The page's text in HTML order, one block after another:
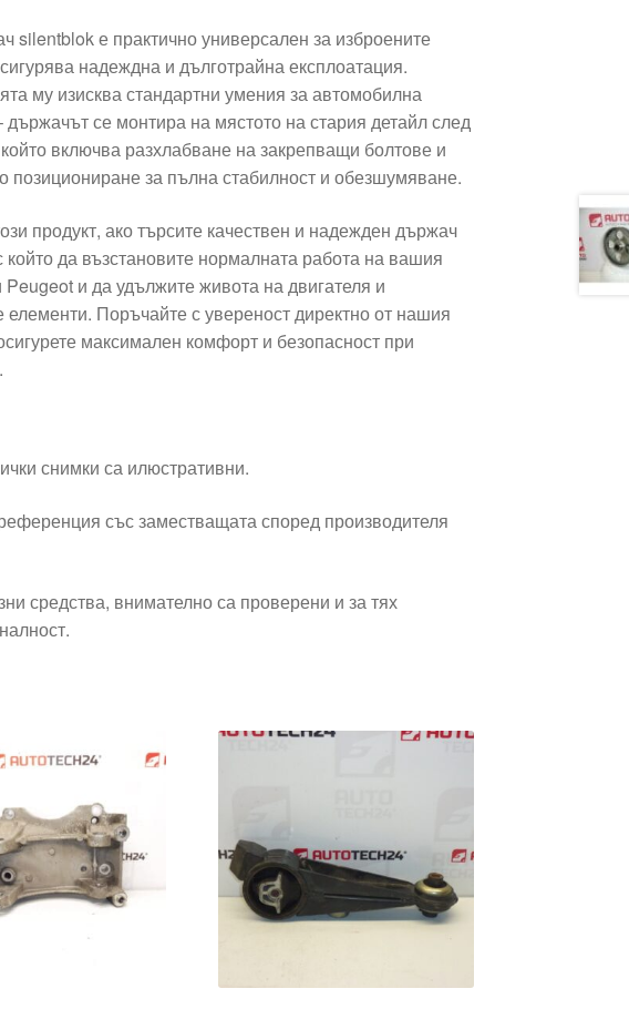
silentblok е практично универсален за изброените
надеждна и дълготрайна експлоатация.
му изисква стандартни умения за автомобилна
държачът се монтира на мястото на стария детайл след
включва разхлабване на закрепващи болтове и
позициониране за пълна стабилност и обезшумяване.
продукт, ако търсите качествен и надежден държач
който да възстановите нормалната работа на вашия
и да удължите живота на двигателя и
елементи. Поръчайте с увереност директно от нашия
максимален комфорт и безопасност при
снимки са илюстративни.
със заместващата според производителя
средства, внимателно са проверени и за тях